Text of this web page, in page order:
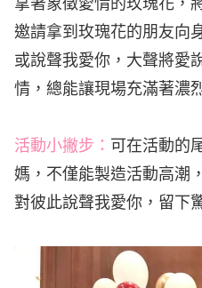
邀請拿到玫瑰花的朋友向
或說聲我愛你，大聲將愛
情，總能讓現場充滿著濃
活動小撇步： 可在活動的
媽，不僅能製造活動高潮
對彼此說聲我愛你，留下